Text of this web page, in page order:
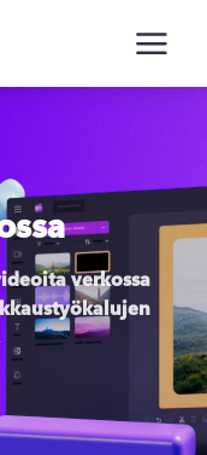
verkossa